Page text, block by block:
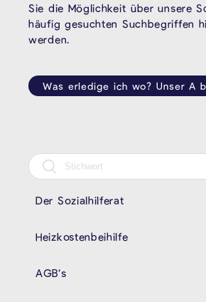
Sie die Möglichkeit über unsere
häufig gesuchten Suchbegriffen
werden.
Was erledige ich wo? Unser A
Der Sozialhilferat
Heizkostenbeihilfe
AGB’s